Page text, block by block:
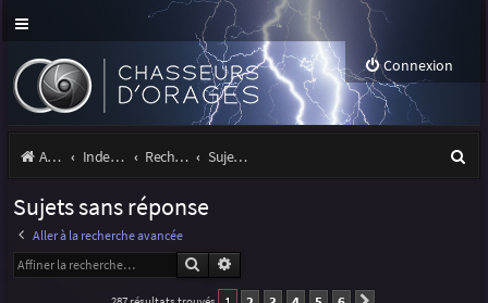
Connexion
Accueil Index du forum Rechercher Sujets sans réponse
Sujets sans réponse
Aller à la recherche avancée
Rechercher